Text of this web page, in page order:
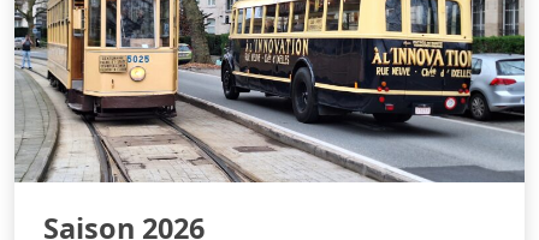
Saison 2026